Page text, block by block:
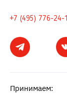
+7 (495) 776-24-
Принимаем: